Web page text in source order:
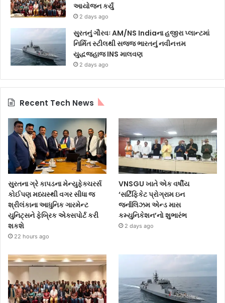
આયોજન કર્યું
2 days ago
સુરતનું ગૌરવઃ AM/NS Indiaના હજીરા પ્લાન્ટમાં
નિર્મિત સ્ટીલથી સજ્જ ભારતનું નવીનત્તમ
યુદ્ધજહાજ INS માલવણ
2 days ago
Recent Tech News
સુરતના ગ્રે કાપડના મેન્યુફેક્ચરર્સ
કોઈપણ મધ્યસ્થી વગર સીધા જ
શ્રીલંકાના આધુનિક ગારમેન્ટ
યુનિટ્સને ફેબ્રિક એક્સપોર્ટ કરી
શકશે
22 hours ago
VNSGU ખાતે એક વર્ષીય
‘સર્ટિફિકેટ પ્રોગ્રામ ઇન
જર્નાલિઝમ એન્ડ માસ
કમ્યુનિકેશન’નો શુભારંભ
2 days ago